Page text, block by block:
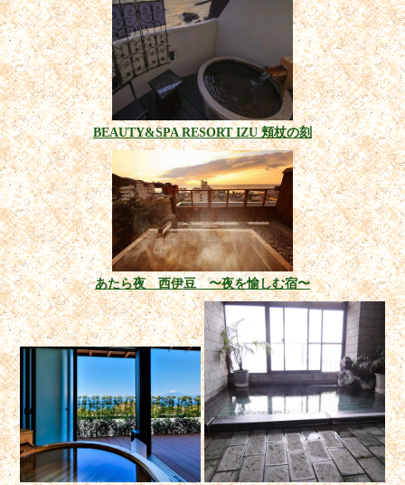
BEAUTY&SPA RESORT IZU 頬杖の刻
あたら夜 西伊豆 〜夜を愉しむ宿〜